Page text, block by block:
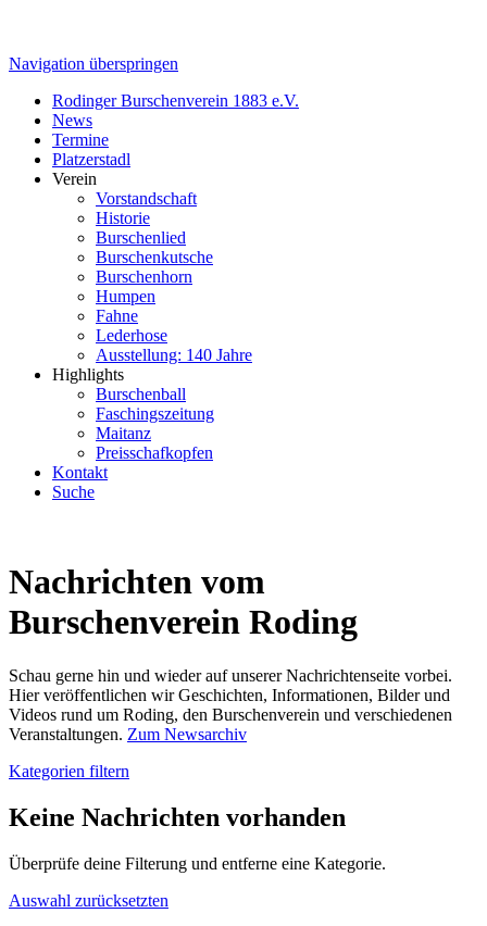
Navigation überspringen
Rodinger Burschenverein 1883 e.V.
News
Termine
Platzerstadl
Verein
Vorstandschaft
Historie
Burschenlied
Burschenkutsche
Burschenhorn
Humpen
Fahne
Lederhose
Ausstellung: 140 Jahre
Highlights
Burschenball
Faschingszeitung
Maitanz
Preisschafkopfen
Kontakt
Suche
Nachrichten vom
Burschenverein Roding
Schau gerne hin und wieder auf unserer Nachrichtenseite vorbei.
Hier veröffentlichen wir Geschichten, Informationen, Bilder und
Videos rund um Roding, den Burschenverein und verschiedenen
Veranstaltungen. Zum Newsarchiv
Kategorien filtern
Keine Nachrichten vorhanden
Überprüfe deine Filterung und entferne eine Kategorie.
Auswahl zurücksetzten